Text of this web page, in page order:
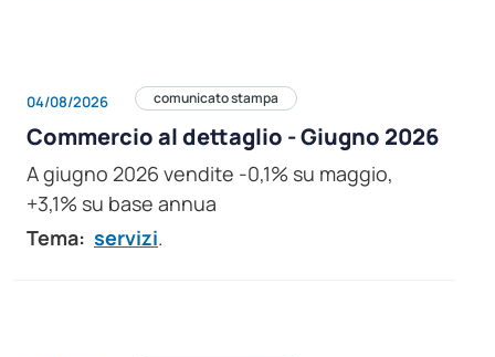
04/08/2026 comunicato stampa
Commercio al dettaglio - Giugno 2026
A giugno 2026 vendite -0,1% su maggio,
+3,1% su base annua
Tema: servizi.